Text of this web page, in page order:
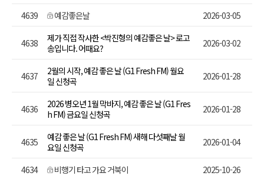
4639
예감좋은날 2026-03-05
4638
제가 직접 작사한 <박진형의 예감좋은 날> 로고
송입니다. 어때요?
2026-03-02
4637
2월의 시작, 예감 좋은 날 (G1 Fresh FM) 월요
일 신청곡
2026-01-28
4636
2026 병오년 1월 막바지, 예감 좋은 날 (G1 Fres
h FM) 금요일 신청곡
2026-01-28
4635
예감 좋은 날 (G1 Fresh FM) 새해 다섯째날 월
요일 신청곡
2026-01-04
4634 비행기 타고 가요 거북이 2025-10-26